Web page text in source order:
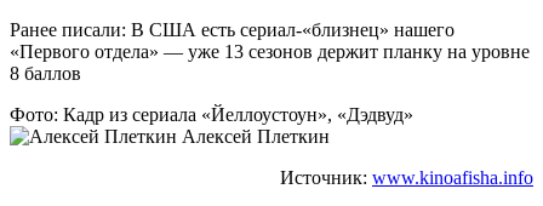
Ранее писали: В США есть сериал-«близнец» нашего
«Первого отдела» — уже 13 сезонов держит планку на уровне
8 баллов
Фото: Кадр из сериала «Йеллоустоун», «Дэдвуд»
Алексей Плеткин
Источник: www.kinoafisha.info